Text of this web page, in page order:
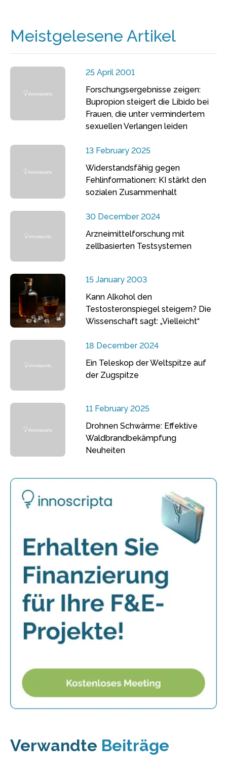
Meistgelesene Artikel
25 April 2001
Forschungsergebnisse zeigen:
Bupropion steigert die Libido bei
Frauen, die unter vermindertem
sexuellen Verlangen leiden
13 February 2025
Widerstandsfähig gegen
Fehlinformationen: KI stärkt den
sozialen Zusammenhalt
30 December 2024
Arzneimittelforschung mit
zellbasierten Testsystemen
15 January 2003
Kann Alkohol den
Testosteronspiegel steigern? Die
Wissenschaft sagt: „Vielleicht“
18 December 2024
Ein Teleskop der Weltspitze auf
der Zugspitze
11 February 2025
Drohnen Schwärme: Effektive
Waldbrandbekämpfung
Neuheiten
Verwandte Beiträge